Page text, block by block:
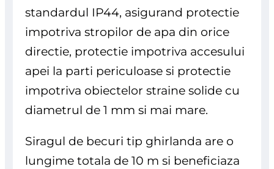
standardul IP44, asigurand protectie
impotriva stropilor de apa din orice
directie, protectie impotriva accesului
apei la parti periculoase si protectie
impotriva obiectelor straine solide cu
diametrul de 1 mm si mai mare.
Siragul de becuri tip ghirlanda are o
lungime totala de 10 m si beneficiaza